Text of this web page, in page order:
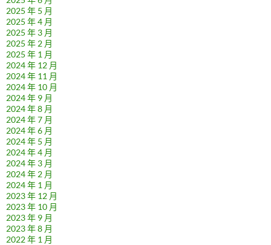
2025 年 5 月
2025 年 4 月
2025 年 3 月
2025 年 2 月
2025 年 1 月
2024 年 12 月
2024 年 11 月
2024 年 10 月
2024 年 9 月
2024 年 8 月
2024 年 7 月
2024 年 6 月
2024 年 5 月
2024 年 4 月
2024 年 3 月
2024 年 2 月
2024 年 1 月
2023 年 12 月
2023 年 10 月
2023 年 9 月
2023 年 8 月
2022 年 1 月